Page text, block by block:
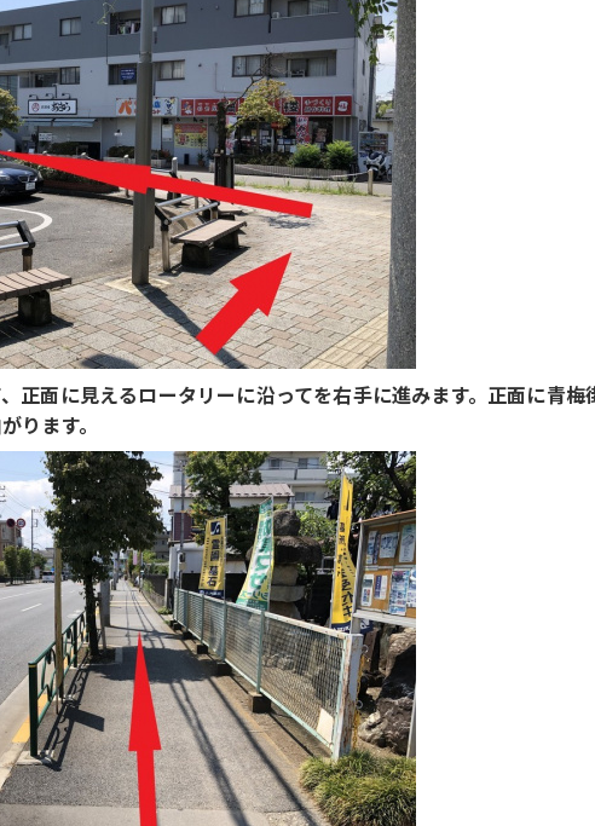
正面に見えるロータリーに沿ってを右手に進みます。正面に青梅
ります。